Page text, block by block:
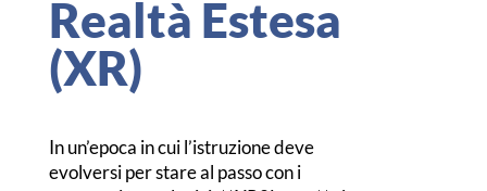
Realtà Estesa
(XR)
In un’epoca in cui l’istruzione deve
evolversi per stare al passo con i